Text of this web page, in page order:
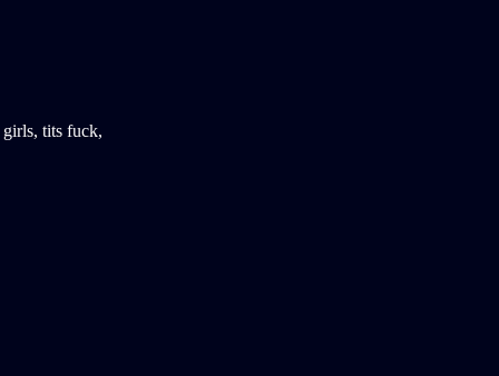
girls, tits fuck,